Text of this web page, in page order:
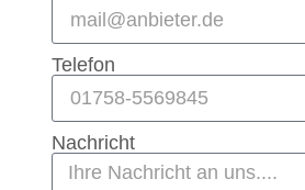
Telefon
Nachricht